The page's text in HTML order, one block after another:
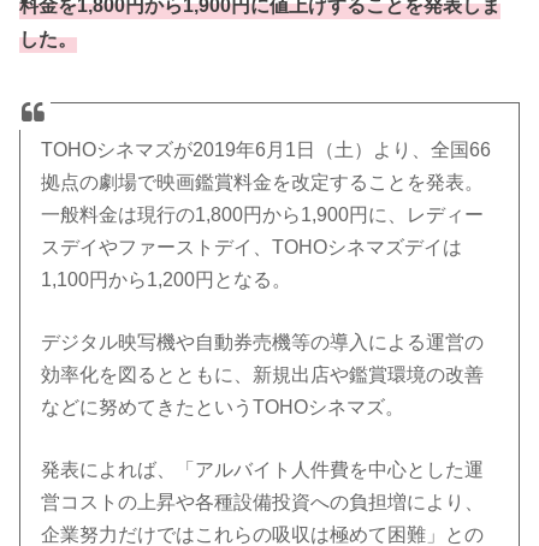
料金を1,800円から1,900円に値上げすることを発表しま
した。
TOHOシネマズが2019年6月1日（土）より、全国66
拠点の劇場で映画鑑賞料金を改定することを発表。
一般料金は現行の1,800円から1,900円に、レディー
スデイやファーストデイ、TOHOシネマズデイは
1,100円から1,200円となる。
デジタル映写機や自動券売機等の導入による運営の
効率化を図るとともに、新規出店や鑑賞環境の改善
などに努めてきたというTOHOシネマズ。
発表によれば、「アルバイト人件費を中心とした運
営コストの上昇や各種設備投資への負担増により、
企業努力だけではこれらの吸収は極めて困難」との